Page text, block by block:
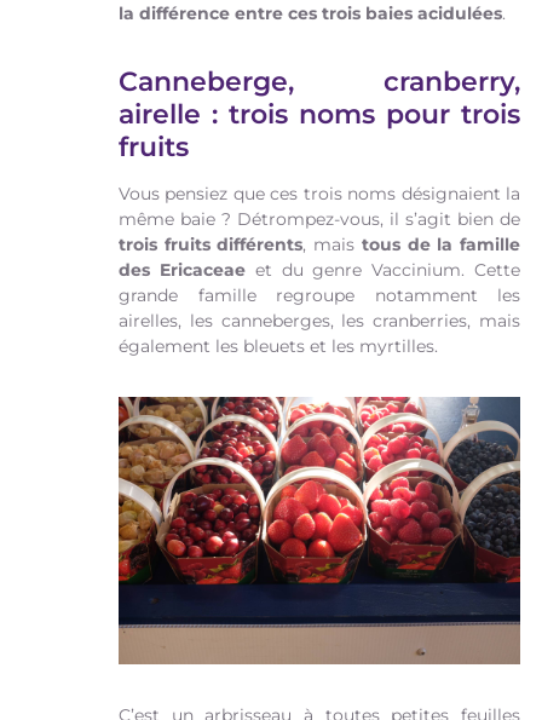
la différence entre ces trois baies acidulées.
Canneberge, cranberry,
airelle : trois noms pour trois
fruits
Vous pensiez que ces trois noms désignaient la
même baie ? Détrompez-vous, il s’agit bien de
trois fruits différents, mais tous de la famille
des Ericaceaeet du genre Vaccinium. Cette
grande famille regroupe notamment les
airelles, les canneberges, les cranberries, mais
également les bleuets et les myrtilles.
C’est un arbrisseau à toutes petites feuilles